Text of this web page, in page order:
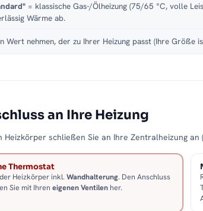
= klassische Gas-/Ölheizung (75/65 °C, volle
Wärme ab.
Wert nehmen, der zu Ihrer Heizung passt (Ihre Größe
an Ihre Heizung
Heizkörper schließen Sie an Ihre Zentralheizung an (
Thermostat
Heizkörper inkl. Wandhalterung. Den Anschluss
Sie mit Ihren eigenen Ventilen her.